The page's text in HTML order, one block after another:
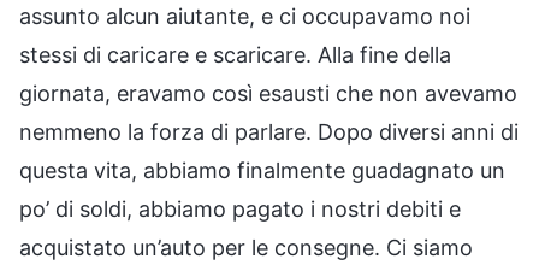
assunto alcun aiutante, e ci occupavamo noi
stessi di caricare e scaricare. Alla fine della
giornata, eravamo così esausti che non avevamo
nemmeno la forza di parlare. Dopo diversi anni di
questa vita, abbiamo finalmente guadagnato un
po’ di soldi, abbiamo pagato i nostri debiti e
acquistato un’auto per le consegne. Ci siamo